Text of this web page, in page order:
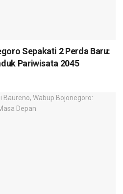
Sepakati 2 Perda Baru:
Pariwisata 2045